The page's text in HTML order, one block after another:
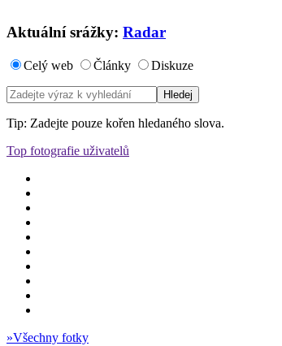
Aktuální srážky: Radar
Celý web Články Diskuze
Tip: Zadejte pouze kořen hledaného slova.
Top fotografie uživatelů
»Všechny fotky